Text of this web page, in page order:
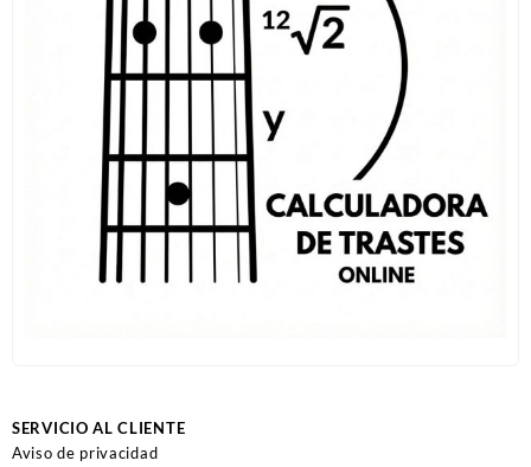
SERVICIO AL CLIENTE
Aviso de privacidad